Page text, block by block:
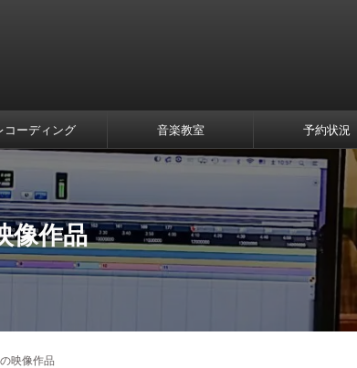
コーディング 音楽教室 予約状況
像作品
映像作品